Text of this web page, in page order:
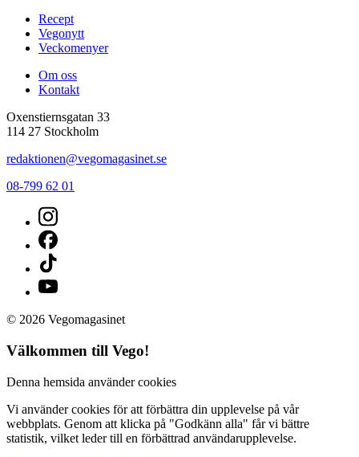
Recept
Vegonytt
Veckomenyer
Om oss
Kontakt
Oxenstiernsgatan 33
114 27 Stockholm
redaktionen@vegomagasinet.se
08-799 62 01
© 2026 Vegomagasinet
Välkommen till Vego!
Denna hemsida använder cookies
Vi använder cookies för att förbättra din upplevelse på vår
webbplats. Genom att klicka på "Godkänn alla" får vi bättre
statistik, vilket leder till en förbättrad användarupplevelse.